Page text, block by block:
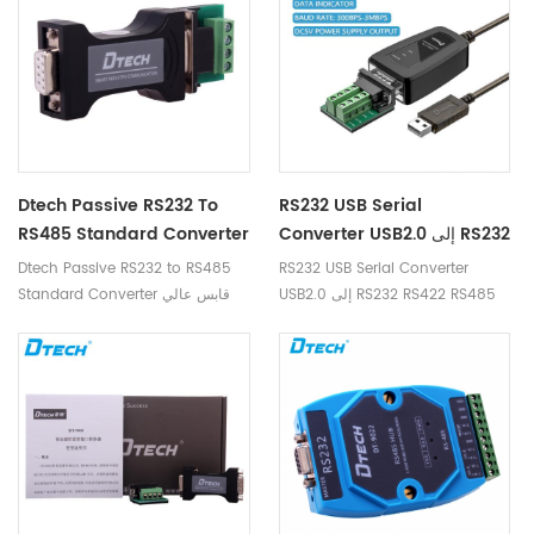
المراقبة وأنظمة الحصول على البيانات
Dtech Passive RS232 To
RS485 Standard Converter
قابس عالي الجودة وتشغيل محول
DB9
Dtech Passive RS232 to RS485
Standard Converter قابس عالي
RS232 USB Serial
Converter USB2.0 إلى RS232
RS422 RS485 كبل تسلسلي
RS232 USB Serial Converter
USB2.0 إلى RS232 RS422 RS485